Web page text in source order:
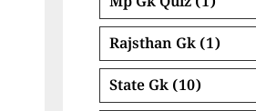
Rajsthan Gk (1)
State Gk (10)